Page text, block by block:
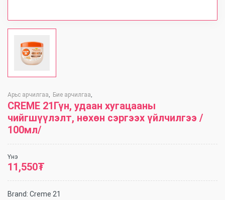
Арьс арчилгаа, Бие арчилгаа,
CREME 21Гүн, удаан хугацааны
чийгшүүлэлт, нөхөн сэргээх үйлчилгээ /
100мл/
Үнэ
11,550₮
Brand: Creme 21